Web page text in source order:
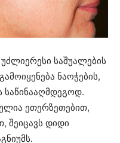
საშუალების
ნაოჭების,
საწინააღმდეგოდ.
ეთერზეთებით,
შეიცავს დიდი